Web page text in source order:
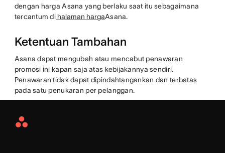
dengan harga Asana yang berlaku saat itu sebagaimana
tercantum di halaman hargaAsana.
Ketentuan Tambahan
Asana dapat mengubah atau mencabut penawaran
promosi ini kapan saja atas kebijakannya sendiri.
Penawaran tidak dapat dipindahtangankan dan terbatas
pada satu penukaran per pelanggan.
Asana